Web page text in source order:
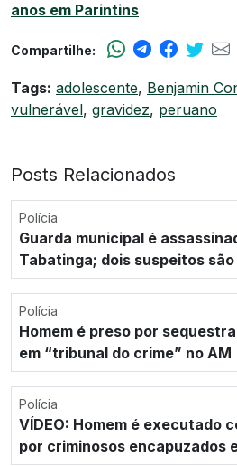
anos em Parintins
Compartilhe:
Tags: adolescente, Benjamin
vulnerável, gravidez, peruano
Posts Relacionados
Polícia
Guarda municipal é
Tabatinga; dois suspeitos
Polícia
Homem é preso por
em “tribunal do crime” no AM
Polícia
VÍDEO: Homem é executado
por criminosos encapuzados